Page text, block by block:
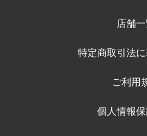
店舗
特定商取引法
ご利用
個人情報